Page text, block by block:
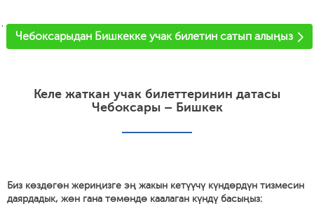
'
Чебоксарыдан Бишкекке учак билетин сатып алыңыз
Келе жаткан учак билеттеринин датасы
Чебоксары – Бишкек
Биз көздөгөн жериңизге эң жакын кетүүчү күндөрдүн тизмесин
даярдадык, жөн гана төмөндө каалаган күндү басыңыз: